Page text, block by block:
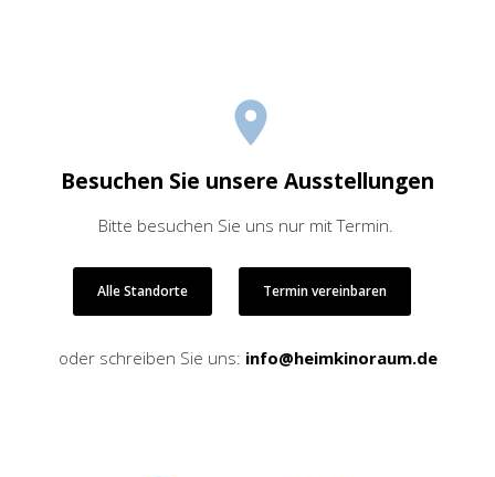
Besuchen Sie unsere Ausstellungen
Bitte besuchen Sie uns nur mit Termin.
Alle Standorte Termin vereinbaren
oder schreiben Sie uns: info@heimkinoraum.de